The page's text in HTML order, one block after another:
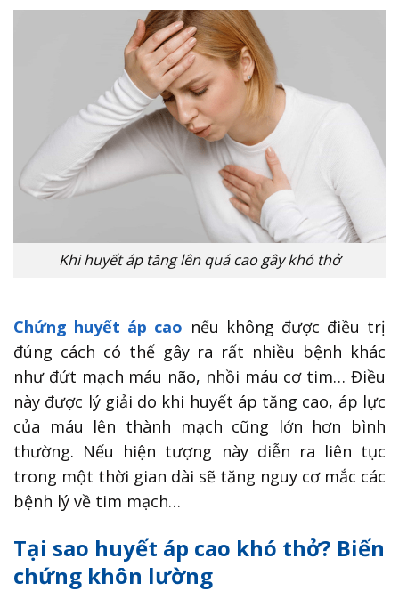
Khi huyết áp tăng lên quá cao gây khó thở
Chứng huyết áp cao nếu không được điều trị
đúng cách có thể gây ra rất nhiều bệnh khác
như đứt mạch máu não, nhồi máu cơ tim… Điều
này được lý giải do khi huyết áp tăng cao, áp lực
của máu lên thành mạch cũng lớn hơn bình
thường. Nếu hiện tượng này diễn ra liên tục
trong một thời gian dài sẽ tăng nguy cơ mắc các
bệnh lý về tim mạch…
Tại sao huyết áp cao khó thở? Biến
chứng khôn lường